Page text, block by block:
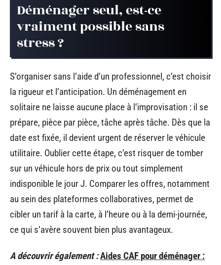
Déménager seul, est-ce
vraiment possible sans
stress ?
S’organiser sans l’aide d’un professionnel, c’est choisir
la rigueur et l’anticipation. Un déménagement en
solitaire ne laisse aucune place à l’improvisation : il se
prépare, pièce par pièce, tâche après tâche. Dès que la
date est fixée, il devient urgent de réserver le véhicule
utilitaire. Oublier cette étape, c’est risquer de tomber
sur un véhicule hors de prix ou tout simplement
indisponible le jour J. Comparer les offres, notamment
au sein des plateformes collaboratives, permet de
cibler un tarif à la carte, à l’heure ou à la demi-journée,
ce qui s’avère souvent bien plus avantageux.
A découvrir également :Aides CAF pour déménager :